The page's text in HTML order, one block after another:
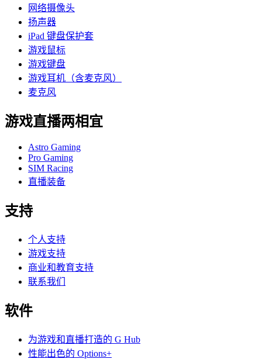
网络摄像头
扬声器
iPad 键盘保护套
游戏鼠标
游戏键盘
游戏耳机（含麦克风）
麦克风
游戏直播两相宜
Astro Gaming
Pro Gaming
SIM Racing
直播装备
支持
个人支持
游戏支持
商业和教育支持
联系我们
软件
为游戏和直播打造的 G Hub
性能出色的 Options+